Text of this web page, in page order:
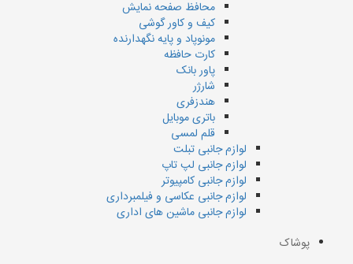
محافظ صفحه نمایش
کیف و کاور گوشی
مونوپاد و پایه نگهدارنده
کارت حافظه
پاور بانک
شارژر
هندزفری
باتری موبایل
قلم لمسی
لوازم جانبی تبلت
لوازم جانبی لپ تاپ
لوازم جانبی کامپیوتر
لوازم جانبی عکاسی و فیلمبرداری
لوازم جانبی ماشین های اداری
پوشاک